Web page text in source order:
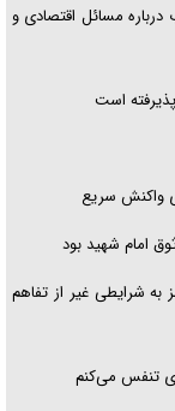
مسائل اقتصادی و
است
واکنش سریع
امام شهید بود
به شرایطی غیر از تفاهم
تنفس می‌کنم